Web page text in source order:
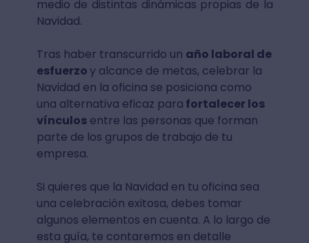
medio de distintas dinámicas propias de la
Navidad.
Tras haber transcurrido un año laboral de
esfuerzoy alcance de metas, celebrar la
Navidad en la oficina se posiciona como
una alternativa eficaz para fortalecer los
vínculosentre las personas que forman
parte de los grupos de trabajo de tu
empresa.
Si quieres que la Navidad en tu oficina sea
una celebración exitosa, debes tomar
algunos elementos en cuenta. A lo largo de
esta guía, te contaremos en detalle